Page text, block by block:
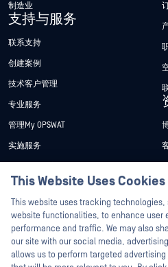
制造业
支持与服务
联系支持
创建案例
技术客户管理
专业服务
管理My OPSWAT
实施服务
技术文档
培训
漏洞计划
合作伙伴
认证
This Website Uses Cookies
This website uses tracking
website functionalities, to enhance user
performance and traffic. We may also
our site with our social media,
allows us to perform targeted
Hey there!
I'm Ozzy, your
How can I
today?